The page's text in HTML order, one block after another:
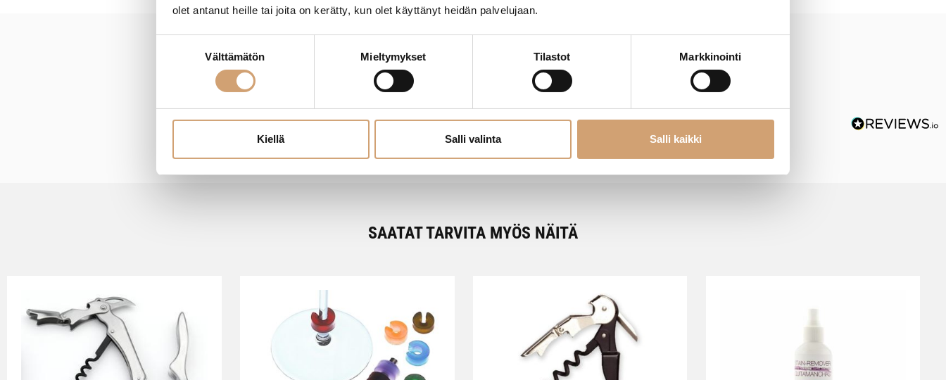
olet antanut heille tai joita on kerätty, kun olet käyttänyt heidän palvelujaan.
Välttämätön Mieltymykset Tilastot Markkinointi
Kiellä Salli valinta Salli kaikki
- Tuotteesta ei ole vielä arvosteluja -
SAATAT TARVITA MYÖS NÄITÄ